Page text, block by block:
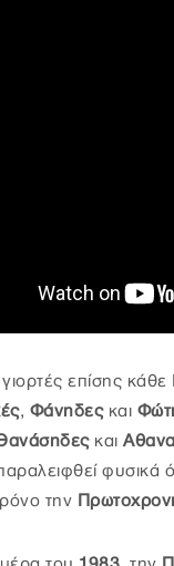
επίσης
, Φάνηδες και
και
φυσικά
την